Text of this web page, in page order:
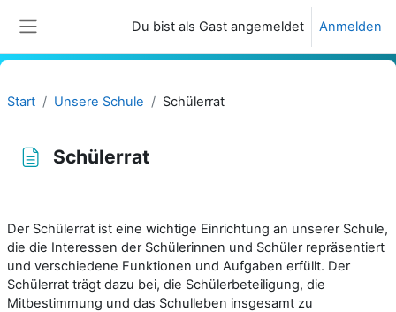
Du bist als Gast angemeldet Anmelden
Start Unsere Schule Schülerrat
Schülerrat
Der Schülerrat ist eine wichtige Einrichtung an unserer Schule,
die die Interessen der Schülerinnen und Schüler repräsentiert
und verschiedene Funktionen und Aufgaben erfüllt. Der
Schülerrat trägt dazu bei, die Schülerbeteiligung, die
Mitbestimmung und das Schulleben insgesamt zu